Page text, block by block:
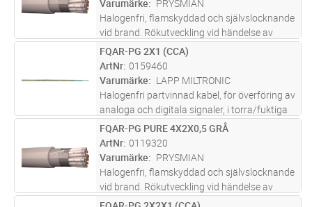
Varumärke
PRYSMIAN
Halogenfri, flamskyddad och självslocknande
vid brand. Rökutveckling vid händelse av
brand är liten, genomsynlig (underlättar
utrymning) och ej skadlig för elektronisk
utrustning. Partvinnade (2x2x0,
M Lägg i kundvagn
FQAR-PG 2X1 (CCA)
ArtNr 0159460
Varumärke
LAPP MILTRONIC
Halogenfri partvinnad kabel, för överföring av
analoga och digitala signaler, i torra/fuktiga
lokaler i exempelvis processindustrin. Vid
eventuell brand har kabeln låg rökutveckling
vilket underlätt...läs mer
M Lägg i kundvagn
FQAR-PG PURE 4X2X0,5 GRÅ
ArtNr 0119320
Varumärke
PRYSMIAN
Halogenfri, flamskyddad och självslocknande
vid brand. Rökutveckling vid händelse av
brand är liten, genomsynlig (underlättar